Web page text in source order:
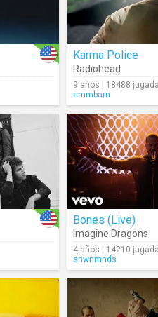
Karma Police
Radiohead
9 años | 18488
cmmbarn
Bones (Live)
Imagine Dragons
4 años | 14210
shwnmnds